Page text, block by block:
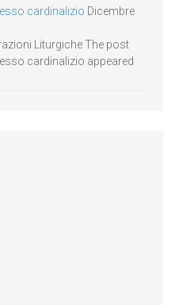
cardinalizio Dicembre
Liturgiche The post
cardinalizio appeared